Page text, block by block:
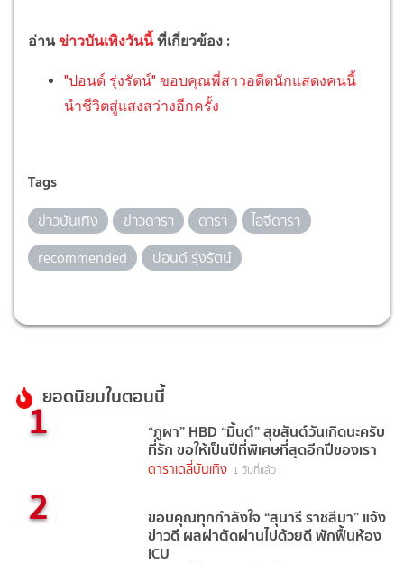
อ่านข่าวบันเทิงวันนี้ ที่เกี่ยวข้อง :
"ปอนด์ รุ่งรัตน์" ขอบคุณพี่สาวอดีตนักแสดงคนนี้
นำชีวิตสู่แสงสว่างอีกครั้ง
Tags
ข่าวบันเทิง ข่าวดารา ดารา
ไอจีดารา
recommended
ปอนด์ รุ่งรัตน์
ยอดนิยมในตอนนี้
1 “ภูผา” HBD “มิ้นต์” สุขสันต์วันเกิดนะครับ
ที่รัก ขอให้เป็นปีที่พิเศษที่สุดอีกปีของเรา
ดาราเดลี่บันเทิง 1 วันที่แล้ว
2 ขอบคุณทุกกำลังใจ “สุนารี ราชสีมา” แจ้ง
ข่าวดี ผลผ่าตัดผ่านไปด้วยดี พักฟื้นห้อง
ICU